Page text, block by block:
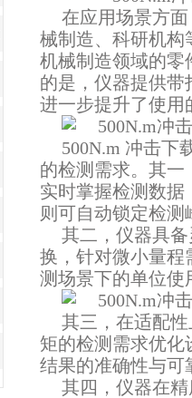
在应用场景方面
械制造、科研机
机械制造领域的零件
的是，仪器提供
进一步提升了使用的
500N.m 冲击下载
的检测需求。
实时掌握检测数据
则可自动锁定检测峰值
其二，仪器
换，针对微小量
测场景下的单位使用
其三，在适
矩的检测需求优化设
结果的准确性与可靠
其四，仪器